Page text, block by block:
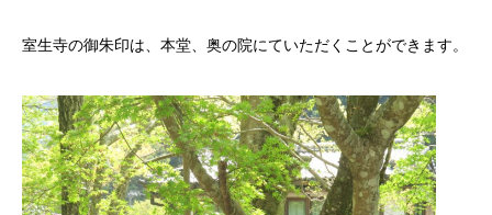
室生寺の御朱印は、本堂、奥の院にていただくことができます。